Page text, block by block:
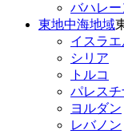
バハレー
東地中海地域
イスラエ
シリア
トルコ
パレスチ
ヨルダン
レバノン